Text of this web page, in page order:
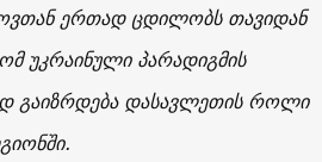
ერთად ცდილობს თავიდან
უკრაინული პარადიგმის
გაიზრდება დასავლეთის როლი